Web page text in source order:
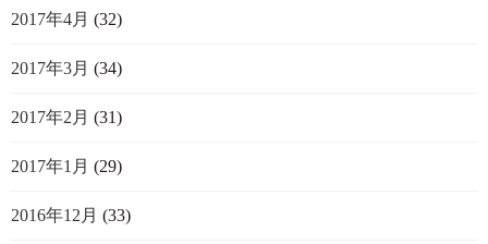
2017年4月 (32)
2017年3月 (34)
2017年2月 (31)
2017年1月 (29)
2016年12月 (33)